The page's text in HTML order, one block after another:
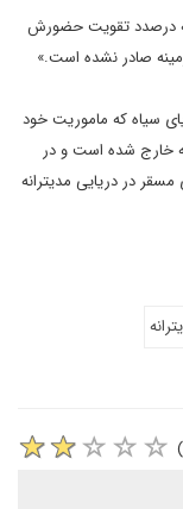
درصدد تقویت حضورش
صادر نشده است.»
سیاه که ماموریت خود
خارج شده است و در
در دریایی مدیترانه